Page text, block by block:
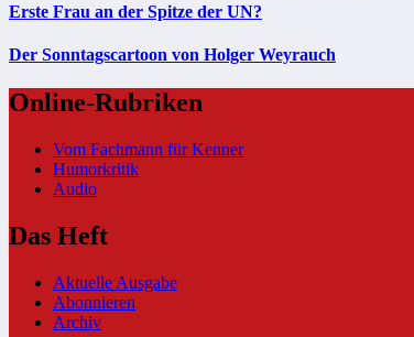
Erste Frau an der Spitze der UN?
Der Sonntagscartoon von Holger Weyrauch
Online-Rubriken
Vom Fachmann für Kenner
Humorkritik
Audio
Das Heft
Aktuelle Ausgabe
Abonnieren
Archiv